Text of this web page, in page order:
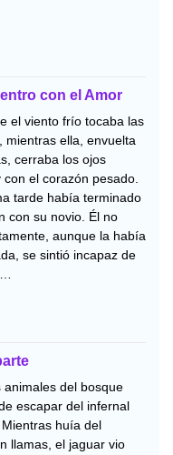
con el Amor
el viento frío tocaba las
mientras ella, envuelta
cerraba los ojos
con el corazón pesado.
tarde había terminado
con su novio. Él no
aunque la había
se sintió incapaz de
…
animales del bosque
escapar del infernal
huía del
llamas, el jaguar vio